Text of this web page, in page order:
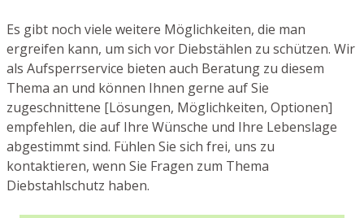
Es gibt noch viele weitere Möglichkeiten, die man
ergreifen kann, um sich vor Diebstählen zu schützen. Wir
als Aufsperrservice bieten auch Beratung zu diesem
Thema an und können Ihnen gerne auf Sie
zugeschnittene [Lösungen, Möglichkeiten, Optionen]
empfehlen, die auf Ihre Wünsche und Ihre Lebenslage
abgestimmt sind. Fühlen Sie sich frei, uns zu
kontaktieren, wenn Sie Fragen zum Thema
Diebstahlschutz haben.